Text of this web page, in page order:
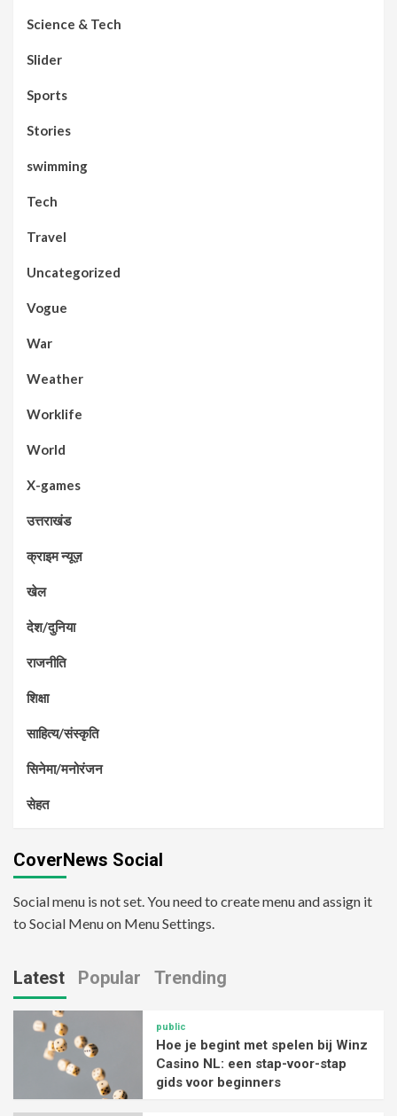
Science & Tech
Slider
Sports
Stories
swimming
Tech
Travel
Uncategorized
Vogue
War
Weather
Worklife
World
X-games
उत्तराखंड
क्राइम न्यूज़
खेल
देश/दुनिया
राजनीति
शिक्षा
साहित्य/संस्कृति
सिनेमा/मनोरंजन
सेहत
CoverNews Social
Social menu is not set. You need to create menu and assign it
to Social Menu on Menu Settings.
Latest Popular Trending
public
Hoe je begint met spelen bij Winz
Casino NL: een stap-voor-stap
gids voor beginners